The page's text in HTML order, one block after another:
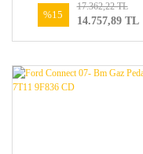
%15
14.757,89 TL
17.362,22 TL